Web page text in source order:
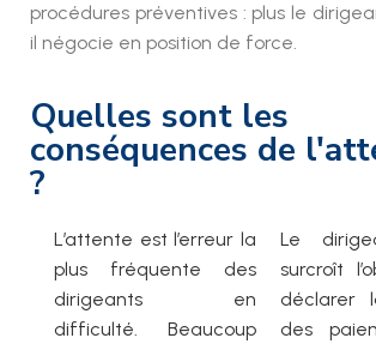
procédures préventives : plus le
il négocie en position de force.
Quelles sont les
conséquences de
?
L’attente est l’erreur la
plus fréquente des
dirigeants en
difficulté. Beaucoup
Le
surcroît
déclarer
des